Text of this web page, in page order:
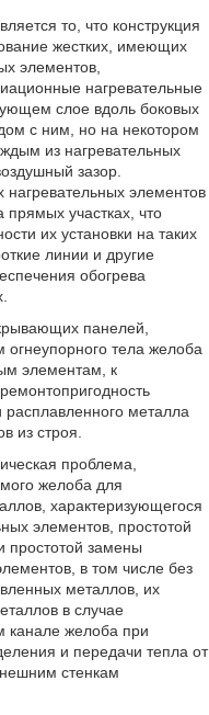
то, что конструкция
жестких, имеющих
элементов,
нагревательные
слое вдоль боковых
с ним, но на некотором
из нагревательных
зазор.
нагревательных элементов
прямых участках, что
их установки на таких
линии и другие
обогрева
панелей,
тела желоба
элементам, к
расплавленного металла
из строя.
проблема,
желоба для
характеризующегося
элементов, простотой
простотой замены
в том числе без
металлов, их
в случае
канале желоба при
и передачи тепла от
стенкам